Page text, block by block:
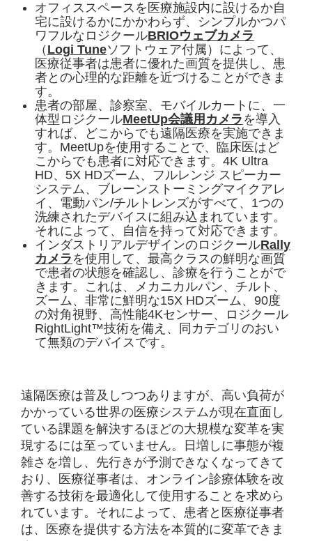
オフィススペースを医療施設内に設けるか自
宅に設けるかにかかわらず、シンプルかつパ
ワフルなロジクールBRIOウェブカメラ
（ Logi Tuneソフトウェア付属）によって、
医療従事者は患者に優れた画質を提供し、患
者との心理的な距離を近づけることができま
す。
患者の部屋、診察室、モバイルカートに、一
体型ロジクールMeetUp会議用カメラ を導入
すれば、どこからでも遠隔医療を実施できま
す。MeetUpを使用することで、臨床医はど
こからでも患者に対応できます。4K Ultra
HD、5X HDズーム、フルレンジ スピーカー
システム、ブレーンストーミングマイクアレ
イ、電動パン/チルトレンズがすべて、1つの
洗練されたデバイスに組み込まれています。
それによって、自信を持って対応できます。
インダストリアルデザインのロジクールRally
カメラ を使用して、最高クラスの鮮明な画質
で患者の状態を確認し、診療を行うことがで
きます。これは、メカニカルパン、チルト、
ズーム、非常に鮮明な15X HDズーム、90度
の対角視野、高性能4Kセンサー、ロジクール
RightLight™技術を備え、同カテゴリのおい
て無類のデバイスです。
遠隔医療は普及しつつありますが、高い負荷が
かかっている世界の医療システムが現在直面し
ている課題を解決するほどの大規模な変革を実
現するには至っていません。日増しに事態が複
雑さを増し、先行きが予測できなくなってきて
おり、医療従事者は、オンライン診療体験を改
善する技術を最適化して使用することを求めら
れています。それによって、患者と医療従事者
は、医療を提供する方法を本質的に変革できま